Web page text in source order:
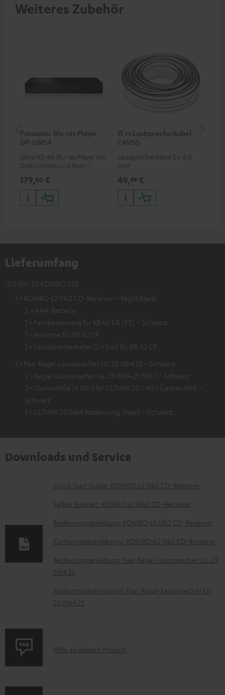
Weiteres Zubehör
Panasonic Blu-ray Player
DP-UB154
Ultra HD 4K Blu-ray Player mit
Dolby Atmos und Multi HDR-
HDR10+ für eine überragende
Bildqualität mit lebensechten
Kontrasten und Farben
179,00 €
15 m Lautsprecherkabel
C4515S
Lautsprecherkabel 2 x 4,0
mm²
49,99 €
Lieferumfang
ULTIMA 20 KOMBO 3 SE
1 × KOMBO 62 Mk2 CD-Receiver – Night Black
2 × AAA-Batterie
1 × Fernbedienung für KB 62 CR (ET) – Schwarz
1 × Antenne für KB 62 CR
1 × Lautsprecherkabel (2 x 3 m) für KB 62 CR
1 × Paar Regal-Lautsprecher UL 20 Mk4 25 – Schwarz
2 × Regal-Lautsprecher UL 20 Mk4 25 (Stk.) – Schwarz
2 × Gummifüße (4 Stk.) für ULTIMA 20 / 40 / Center Mk4 –
Schwarz
1 × ULTIMA 20 Mk4 Abdeckung (Paar) – Schwarz
Downloads und Service
D
o
m
e
n
t
e
m
Quick Start Guide: KOMBO 62 Mk2 CD-Receiver
Safety Booklet: KOMBO 62 Mk2 CD-Receiver
Bedienungsanleitung: KOMBO 62 Mk2 CD-Receiver
Konformitätserklärung: KOMBO 62 Mk2 CD-Receiver
Bedienungsanleitung: Paar Regal-Lautsprecher UL 20
Mk4 25
Konformitätserklärung: Paar Regal-Lautsprecher UL
20 Mk4 25
P
Hilfe zu diesem Produkt